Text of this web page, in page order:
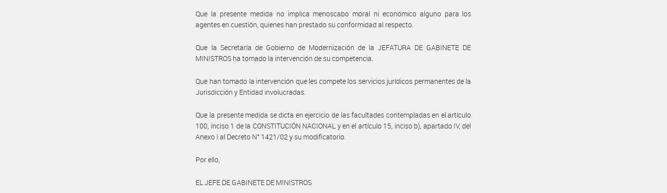
Que la presente medida no implica menoscabo moral ni económico alguno para los
agentes en cuestión, quienes han prestado su conformidad al respecto.
Que la Secretaría de Gobierno de Modernización de la JEFATURA DE GABINETE DE
MINISTROS ha tomado la intervención de su competencia.
Que han tomado la intervención que les compete los servicios jurídicos permanentes de la
Jurisdicción y Entidad involucradas.
Que la presente medida se dicta en ejercicio de las facultades contempladas en el artículo
100, inciso 1 de la CONSTITUCIÓN NACIONAL y en el artículo 15, inciso b), apartado IV, del
Anexo I al Decreto N° 1421/02 y su modificatorio.
Por ello,
EL JEFE DE GABINETE DE MINISTROS